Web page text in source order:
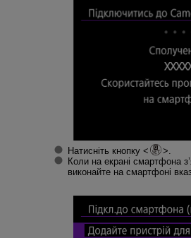
Натисніть кнопку
.
Коли на екрані смартфона
виконайте на смартфоні